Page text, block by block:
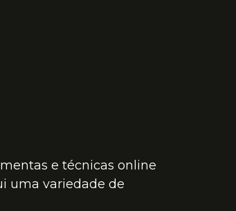
e técnicas online
uma variedade de